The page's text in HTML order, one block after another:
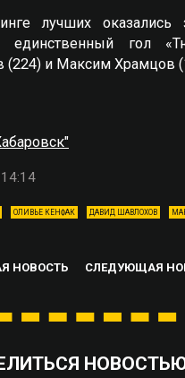
лучших оказались
единственный гол
и Максим Храмцов
ОЛИВЬЕ КЕНФАК ДАВИД ШАВЛОХОВ
НОВОСТЬ СЛЕДУЮЩАЯ